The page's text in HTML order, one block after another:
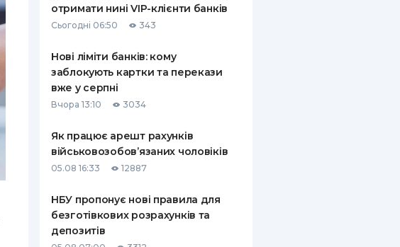
отримати нині VIP-клієнти банків
Сьогодні 06:50 343
Нові ліміти банків: кому
заблокують картки та перекази
вже у серпні
Вчора 13:10 3034
Як працює арешт рахунків
військовозобов’язаних чоловіків
05.08 16:33 12887
НБУ пропонує нові правила для
безготівкових розрахунків та
депозитів